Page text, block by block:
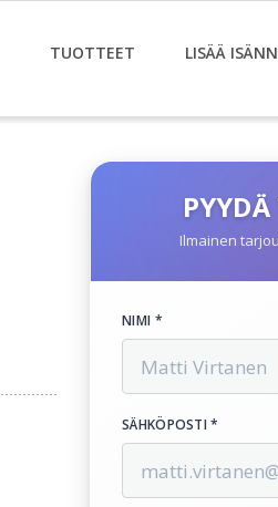
TUOTTEET LISÄÄ
Ilmainen
NIMI *
SÄHKÖPOSTI *